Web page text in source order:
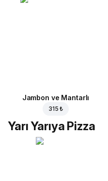
Jambon ve Mantarlı
315 ₺
Yarı Yarıya Pizza